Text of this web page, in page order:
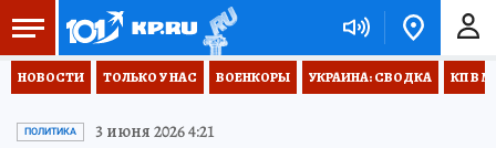
НОВОСТИ ТОЛЬКО У НАС ВОЕНКОРЫ УКРАИНА: СВОДКА КП В
ПОЛИТИКА 3 июня 2026 4:21